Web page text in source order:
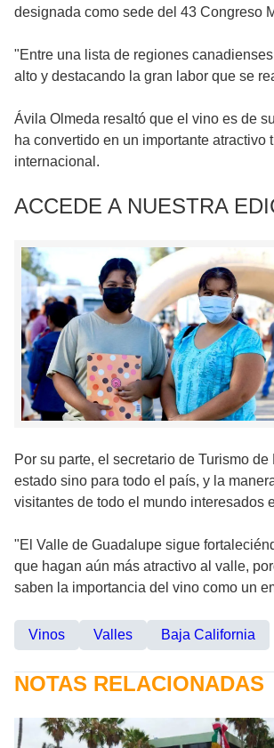
designada como sede del 43 Congreso
"Entre una lista de regiones
alto y destacando la gran labor que se
Ávila Olmeda resaltó que el vino es de
ha convertido en un importante
internacional.
ACCEDE A NUESTRA
Por su parte, el secretario de Turismo
estado sino para todo el país, y la
visitantes de todo el mundo interesados
"El Valle de Guadalupe sigue
que hagan aún más atractivo al valle,
saben la importancia del vino como un
Vinos Valles Baja California
NOTAS RELACIONADAS